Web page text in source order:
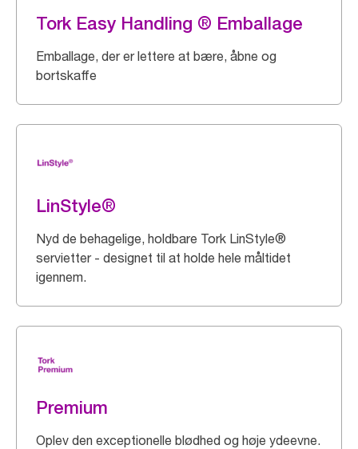
Tork Easy Handling ® Emballage
Emballage, der er lettere at bære, åbne og
bortskaffe
LinStyle®
Nyd de behagelige, holdbare Tork LinStyle®
servietter - designet til at holde hele måltidet
igennem.
Premium
Oplev den exceptionelle blødhed og høje ydeevne.